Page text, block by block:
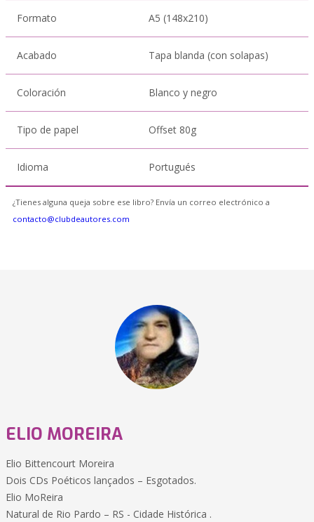
Formato A5 (148x210)
Acabado Tapa blanda (con solapas)
Coloración Blanco y negro
Tipo de papel Offset 80g
Idioma Portugués
¿Tienes alguna queja sobre ese libro? Envía un correo electrónico a
contacto@clubdeautores.com
ELIO MOREIRA
Elio Bittencourt Moreira
Dois CDs Poéticos lançados – Esgotados.
Elio MoReira
Natural de Rio Pardo – RS - Cidade Histórica .